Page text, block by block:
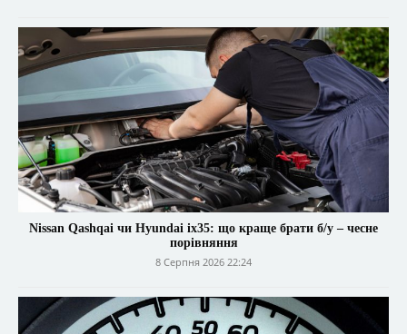
Nissan Qashqai чи Hyundai ix35: що краще брати б/у – чесне
порівняння
8 Серпня 2026 22:24